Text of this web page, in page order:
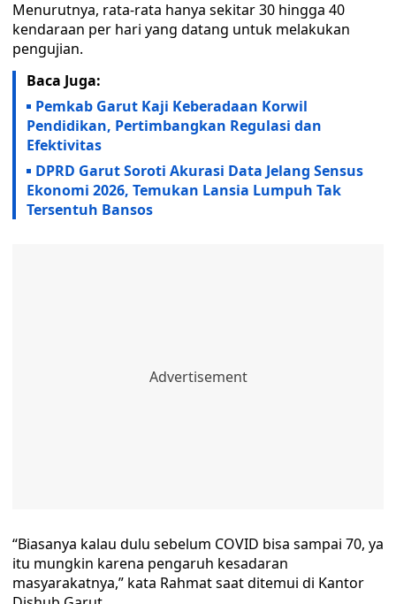
Menurutnya, rata-rata hanya sekitar 30 hingga 40
kendaraan per hari yang datang untuk melakukan
pengujian.
Baca Juga:
Pemkab Garut Kaji Keberadaan Korwil
Pendidikan, Pertimbangkan Regulasi dan
Efektivitas
DPRD Garut Soroti Akurasi Data Jelang Sensus
Ekonomi 2026, Temukan Lansia Lumpuh Tak
Tersentuh Bansos
“Biasanya kalau dulu sebelum COVID bisa sampai 70, ya
itu mungkin karena pengaruh kesadaran
masyarakatnya,” kata Rahmat saat ditemui di Kantor